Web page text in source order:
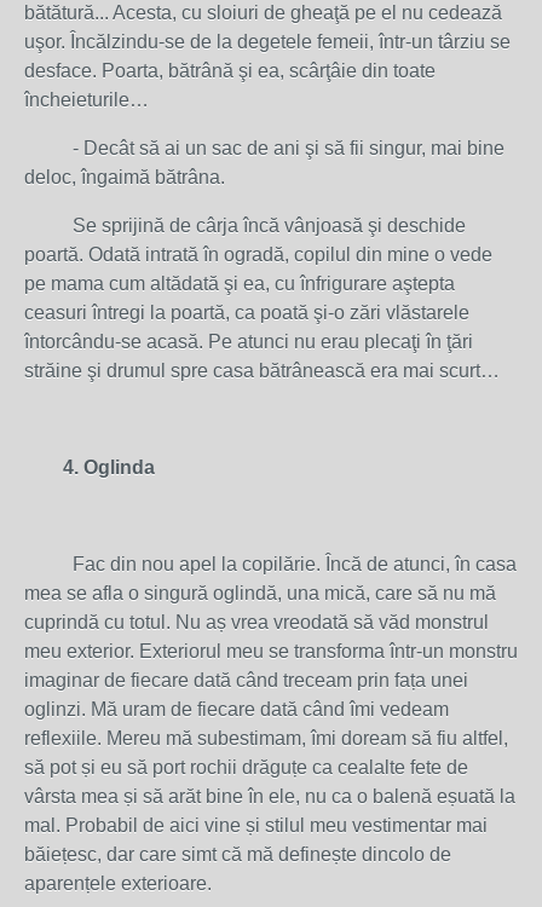
bătătură... Acesta, cu sloiuri de gheaţă pe el nu cedează
uşor. Încălzindu-se de la degetele femeii, într-un târziu se
desface. Poarta, bătrână şi ea, scârţâie din toate
încheieturile…
- Decât să ai un sac de ani şi să fii singur, mai bine
deloc, îngaimă bătrâna.
Se sprijină de cârja încă vânjoasă şi deschide
poartă. Odată intrată în ogradă, copilul din mine o vede
pe mama cum altădată şi ea, cu înfrigurare aştepta
ceasuri întregi la poartă, ca poată şi-o zări vlăstarele
întorcându-se acasă. Pe atunci nu erau plecaţi în ţări
străine şi drumul spre casa bătrânească era mai scurt…
4. Oglinda
Fac din nou apel la copilărie. Încă de atunci, în casa
mea se afla o singură oglindă, una mică, care să nu mă
cuprindă cu totul. Nu aș vrea vreodată să văd monstrul
meu exterior. Exteriorul meu se transforma într-un monstru
imaginar de fiecare dată când treceam prin fața unei
oglinzi. Mă uram de fiecare dată când îmi vedeam
reflexiile. Mereu mă subestimam, îmi doream să fiu altfel,
să pot și eu să port rochii drăguțe ca cealalte fete de
vârsta mea și să arăt bine în ele, nu ca o balenă eșuată la
mal. Probabil de aici vine și stilul meu vestimentar mai
băiețesc, dar care simt că mă definește dincolo de
aparențele exterioare.